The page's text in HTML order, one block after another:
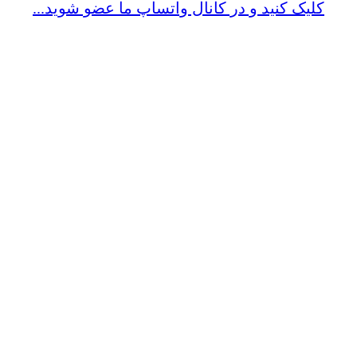
کلیک کنید و در کانال واتساپ ما عضو شوید...